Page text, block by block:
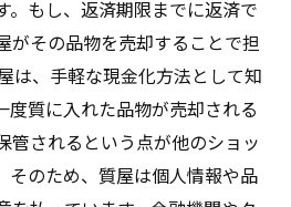
。もし、返済期限までに返済で
がその品物を売却することで担
は、手軽な現金化方法として知
度質に入れた品物が売却される
管されるという点が他のショッ
そのため、質屋は個人情報や品